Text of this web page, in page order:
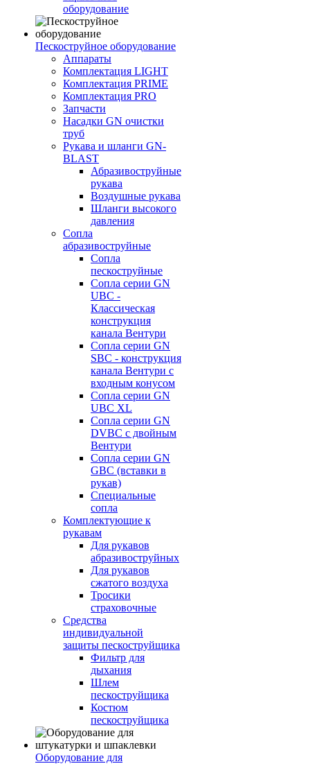
оборудование
Пескоструйное оборудование
Аппараты
Комплектация LIGHT
Комплектация PRIME
Комплектация PRO
Запчасти
Насадки GN очистки
труб
Рукава и шланги GN-
BLAST
Абразивоструйные
рукава
Воздушные рукава
Шланги высокого
давления
Сопла
абразивоструйные
Сопла
пескоструйные
Сопла серии GN
UBC -
Классическая
конструкция
канала Вентури
Сопла серии GN
SBC - конструкция
канала Вентури c
входным конусом
Сопла серии GN
UBC XL
Сопла серии GN
DVBC с двойным
Вентури
Сопла серии GN
GBC (вставки в
рукав)
Специальные
сопла
Комплектующие к
рукавам
Для рукавов
абразивоструйных
Для рукавов
сжатого воздуха
Тросики
страховочные
Средства
индивидуальной
защиты пескоструйщика
Фильтр для
дыхания
Шлем
пескоструйщика
Костюм
пескоструйщика
Оборудование для